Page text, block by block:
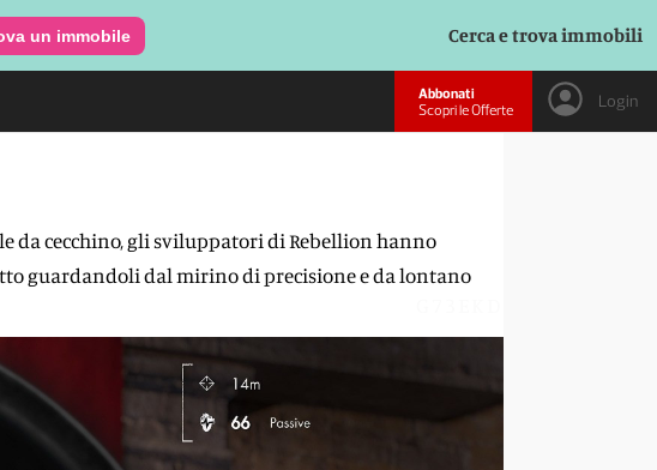
un immobile Cerca e trova immobili
Abbonati
Scopri le Offerte
Login
da cecchino, gli sviluppatori di Rebellion hanno
guardandoli dal mirino di precisione e da lontano